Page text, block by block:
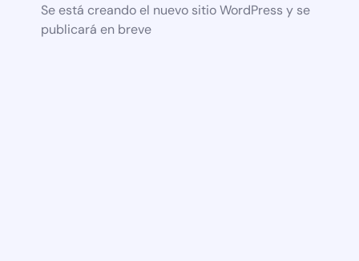
Se está creando el nuevo sitio WordPress y se
publicará en breve